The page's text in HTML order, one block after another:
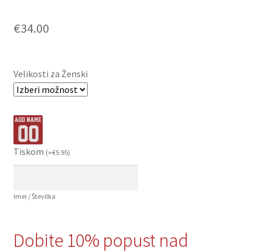
€34.00
Velikosti za Ženski
Tiskom (+€5.95)
Imei / Številka
Dobite 10% popust nad